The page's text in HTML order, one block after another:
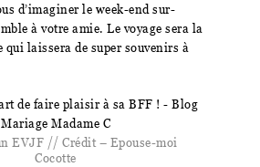
d’imaginer le week-end sur-
à votre amie. Le voyage sera la
qui laissera de super souvenirs à
EVJF // Crédit – Epouse-moi
Cocotte